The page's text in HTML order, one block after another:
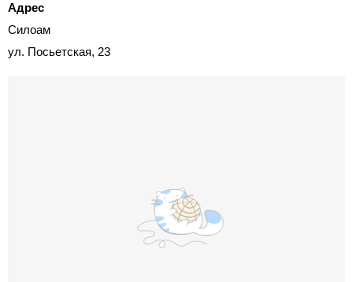
Адрес
Силоам
ул. Посьетская, 23